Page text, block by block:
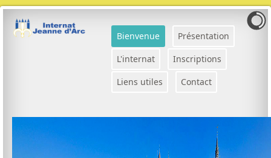
Bienvenue
Présentation
L'internat
Inscriptions
Liens utiles
Contact